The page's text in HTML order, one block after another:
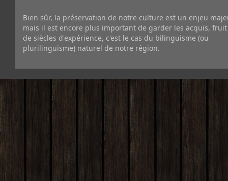
Bien sûr, la préservation de notre culture est un enjeu
mais il est encore plus important de garder les acquis, fruit
de siècles d'expérience, c'est le cas du bilinguisme (ou
plurilinguisme) naturel de notre région.